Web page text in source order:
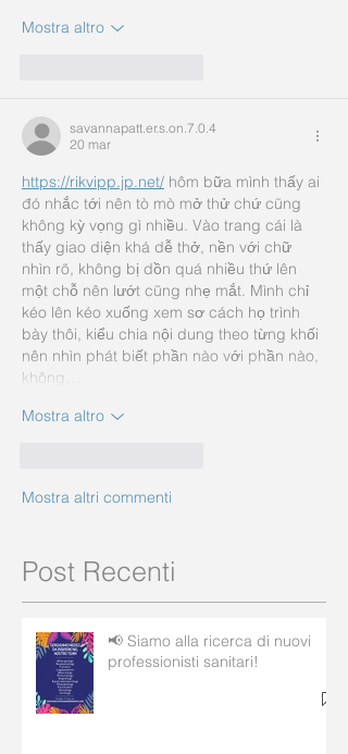
Mostra altro
savannapatt.er.s.on.7.0.4
20 mar
https://rikvipp.jp.net/ hôm bữa mình thấy ai
đó nhắc tới nên tò mò mở thử chứ cũng
không kỳ vọng gì nhiều. Vào trang cái là
thấy giao diện khá dễ thở, nền với chữ
nhìn rõ, không bị dồn quá nhiều thứ lên
một chỗ nên lướt cũng nhẹ mắt. Mình chỉ
kéo lên kéo xuống xem sơ cách họ trình
bày thôi, kiểu chia nội dung theo từng khối
nên nhìn phát biết phần nào với phần nào,
không…
Mostra altro
Mostra altri commenti
Post Recenti
📢 Siamo alla ricerca di nuovi
professionisti sanitari!